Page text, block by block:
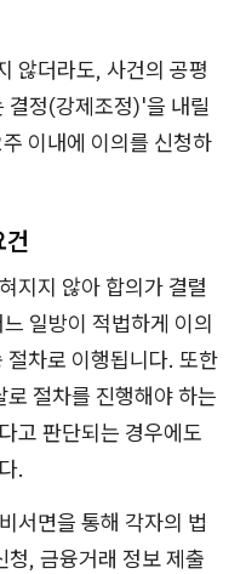
않더라도, 사건의 공평
결정(강제조정)'을 내릴
이내에 이의를 신청하
지지 않아 합의가 결렬
일방이 적법하게 이의
절차로 이행됩니다. 또한
절차를 진행해야 하는
고 판단되는 경우에도
.
서면을 통해 각자의 법
청, 금융거래 정보 제출